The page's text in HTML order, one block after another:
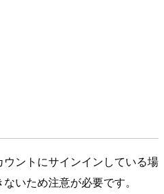
ントにサインインしている場
いため注意が必要です。